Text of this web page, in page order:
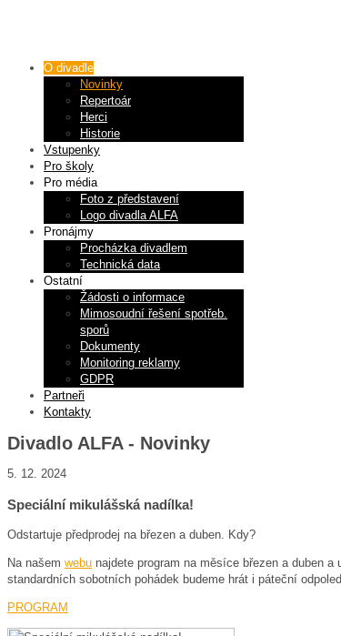
O divadle
Novinky
Repertoár
Herci
Historie
Vstupenky
Pro školy
Pro média
Foto z představení
Logo divadla ALFA
Pronájmy
Procházka divadlem
Technická data
Ostatní
Žádosti o informace
Mimosoudní řešení spotřeb.
sporů
Dokumenty
Monitoring reklamy
GDPR
Partneři
Kontakty
Divadlo ALFA - Novinky
5. 12. 2024
Speciální mikulášská nadílka!
Odstartuje předprodej na březen a duben. Kdy?
Na našem webu najdete program na měsíce březen a duben a
standardních sobotních pohádek budeme hrát i páteční
PROGRAM